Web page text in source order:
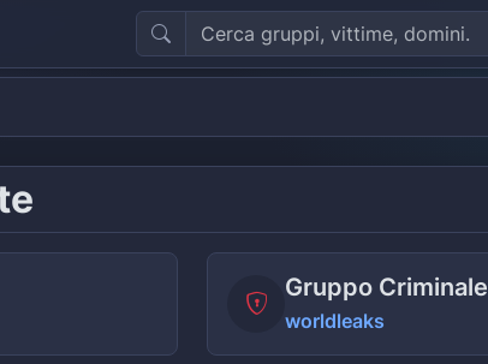
Gruppo Criminale
worldleaks